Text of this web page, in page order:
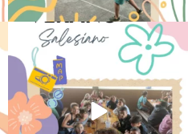
viviendo la alegría en el campamento
...
2